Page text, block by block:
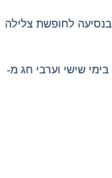
בנסיעה לחופשת צלילה
לא מסתדרים? יש תקלה, לשאלות וגיבוי טלפוני, צלצלו אלינו 09-7457055 בימים א-ה מ- 08:00 עד- 20:00 בימי שישי וערבי חג מ-